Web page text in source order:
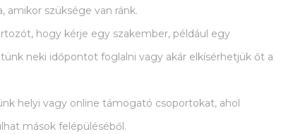
amikor szüksége van ránk.
hogy kérje egy szakember, például egy
neki időpontot foglalni vagy akár elkísérhetjük őt a
helyi vagy online támogató csoportokat, ahol
mások felépüléséből.